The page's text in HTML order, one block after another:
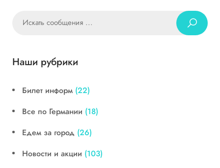
Наши рубрики
Билет информ (22)
Все по Германии (18)
Едем за город (26)
Новости и акции (103)